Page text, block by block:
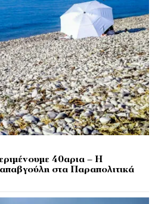
40αρια – Η
στα Παραπολιτικά